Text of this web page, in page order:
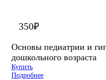
350₽
Основы педиатрии и
дошкольного возраста
Купить
Подробнее